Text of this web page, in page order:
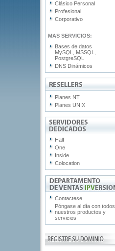
Clásico Personal
Profesional
Corporativo
MAS SERVICIOS:
Bases de datos
MySQL, MSSQL,
PostgreSQL
DNS Dinámicos
Planes NT
Planes UNIX
Half
One
Inside
Colocation
Contactese
Póngase al día con todos
nuestros productos y
servicios